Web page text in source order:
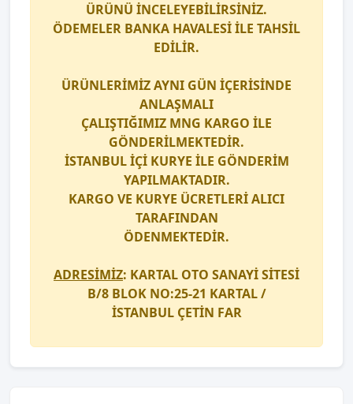
ÜRÜNÜ İNCELEYEBİLİRSİNİZ.
ÖDEMELER BANKA HAVALESİ İLE TAHSİL
EDİLİR.
ÜRÜNLERİMİZ AYNI GÜN İÇERİSİNDE
ANLAŞMALI
ÇALIŞTIĞIMIZ MNG KARGO İLE
GÖNDERİLMEKTEDİR.
İSTANBUL İÇİ KURYE İLE GÖNDERİM
YAPILMAKTADIR.
KARGO VE KURYE ÜCRETLERİ ALICI
TARAFINDAN
ÖDENMEKTEDİR.
ADRESİMİZ: KARTAL OTO SANAYİ SİTESİ
B/8 BLOK NO:25-21 KARTAL /
İSTANBUL ÇETİN FAR